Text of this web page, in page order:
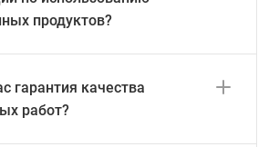
продуктов?
гарантия качества
работ?